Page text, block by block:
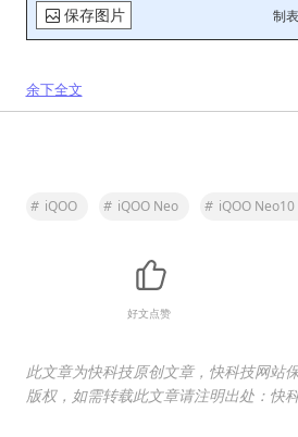
保存图片 制
余下全文
# iQOO # iQOO Neo # iQOO Neo10
好文点赞
此文章为快科技原创文章，快科技网站
版权，如需转载此文章请注明出处：快